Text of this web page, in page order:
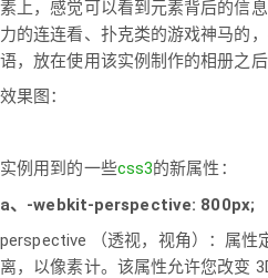
素上，感觉可以看到元素背后的信
力的连连看、扑克类的游戏神马的
语，放在使用该实例制作的相册之
效果图：
实例用到的一些css3的新属性：
a、-webkit-perspective: 800px;
perspective （透视，视角）：属性
离，以像素计。该属性允许您改变